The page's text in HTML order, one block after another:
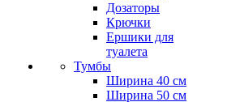
Дозаторы
Крючки
Ершики для
туалета
Тумбы
Ширина 40 см
Ширина 50 см